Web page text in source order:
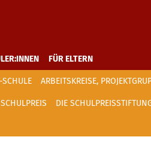
FÜR ELTERN
ARBEITSKREISE,
DIE